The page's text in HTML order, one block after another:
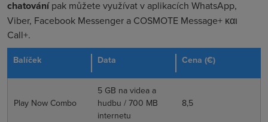
chatovánípak můžete využívat v aplikacích WhatsApp,
Viber, Facebook Messenger a COSMOTE Message+ και
Call+.
Balíček Data Cena (€)
Play Now Combo
5 GB na videa a
hudbu / 700 MB
internetu
8,5